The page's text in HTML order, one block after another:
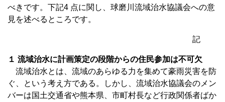
べきです。下記4 点に関し、球磨川流域治水協議会への意
見を述べるところです。
記
１ 流域治水に計画策定の段階からの住民参加は不可欠
流域治水とは、流域のあらゆる力を集めて豪雨災害を防
ぐ、という考え方である。しかし、流域治水協議会のメン
バーは国土交通省や熊本県、市町村長など行政関係者ばか